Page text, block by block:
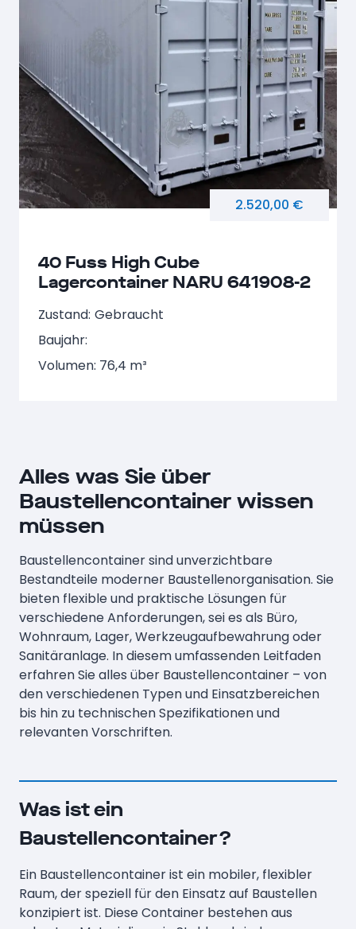
40 Fuss High Cube
Lagercontainer NARU 641908-2
2.520,00 €
Zustand: Gebraucht
Baujahr:
Volumen: 76,4 m³
Alles was Sie über
Baustellencontainer wissen
müssen
Baustellencontainer sind unverzichtbare
Bestandteile moderner Baustellenorganisation. Sie
bieten flexible und praktische Lösungen für
verschiedene Anforderungen, sei es als Büro,
Wohnraum, Lager, Werkzeugaufbewahrung oder
Sanitäranlage. In diesem umfassenden Leitfaden
erfahren Sie alles über Baustellencontainer – von
den verschiedenen Typen und Einsatzbereichen
bis hin zu technischen Spezifikationen und
relevanten Vorschriften.
Was ist ein
Baustellencontainer?
Ein Baustellencontainer ist ein mobiler, flexibler
Raum, der speziell für den Einsatz auf Baustellen
konzipiert ist. Diese Container bestehen aus